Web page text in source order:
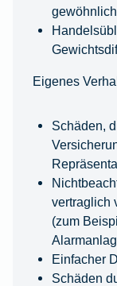
Eigenes
Schäden,
vertraglich
(zum
Einfacher
Schäden